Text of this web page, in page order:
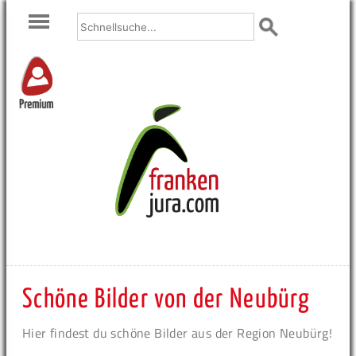
Premium
Schöne Bilder von der Neubürg
Hier findest du schöne Bilder aus der Region Neubürg!